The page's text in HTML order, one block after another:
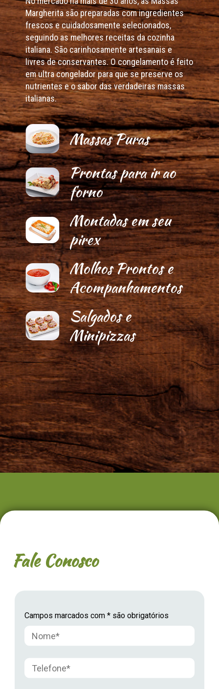
Margherita são preparadas com ingredientes
frescos e cuidadosamente selecionados,
seguindo as melhores receitas da cozinha
italiana. São carinhosamente artesanais e
livres de conservantes. O congelamento é feito
em ultra congelador para que se preserve os
nutrientes e o sabor das verdadeiras massas
italianas.
Massas Puras
Prontas para ir ao
forno
Montadas em seu
pirex
Molhos Prontos e
Acompanhamentos
Salgados e
Minipizzas
Fale Conosco
Campos marcados com * são obrigatórios